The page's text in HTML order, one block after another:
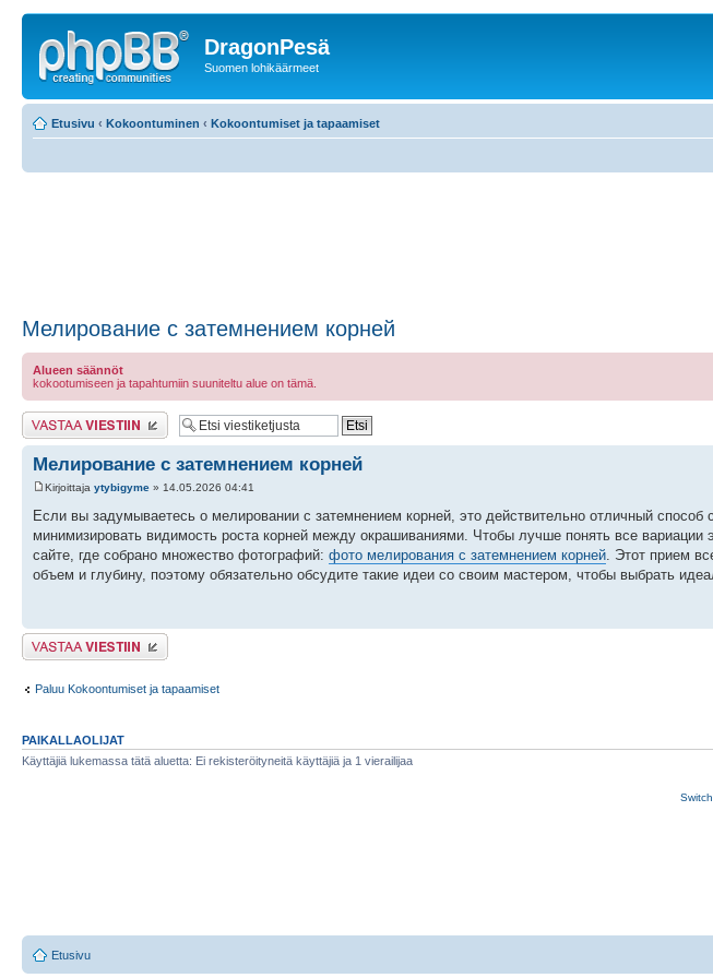
DragonPesä
Suomen lohikäärmeet
Etusivu ‹ Kokoontuminen ‹ Kokoontumiset ja tapaamiset
Мелирование с затемнением корней
Alueen säännöt
kokootumiseen ja tapahtumiin suuniteltu alue on tämä.
Lähetä vastaus
Мелирование с затемнением корней
Kirjoittaja ytybigyme » 14.05.2026 04:41
Если вы задумываетесь о мелировании с затемнением корней, это действительно отличный способ
минимизировать видимость роста корней между окрашиваниями. Чтобы лучше понять все вариации
сайте, где собрано множество фотографий: фото мелирования с затемнением корней . Этот прием
объем и глубину, поэтому обязательно обсудите такие идеи со своим мастером, чтобы выбрать
Lähetä vastaus
Paluu Kokoontumiset ja tapaamiset
PAIKALLAOLIJAT
Käyttäjiä lukemassa tätä aluetta: Ei rekisteröityneitä käyttäjiä ja 1 vierailijaa
Etusivu